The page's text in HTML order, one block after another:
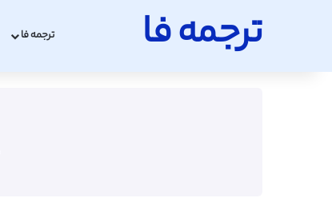
ترجمه فا ترجمه فا